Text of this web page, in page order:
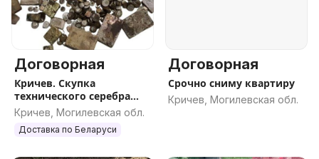
Договорная
Кричев. Скупка
технического серебра
бытового назначения
Кричев, Могилевская обл.
Доставка по Беларуси
Договорная
Срочно сниму квартиру
Кричев, Могилевская обл.